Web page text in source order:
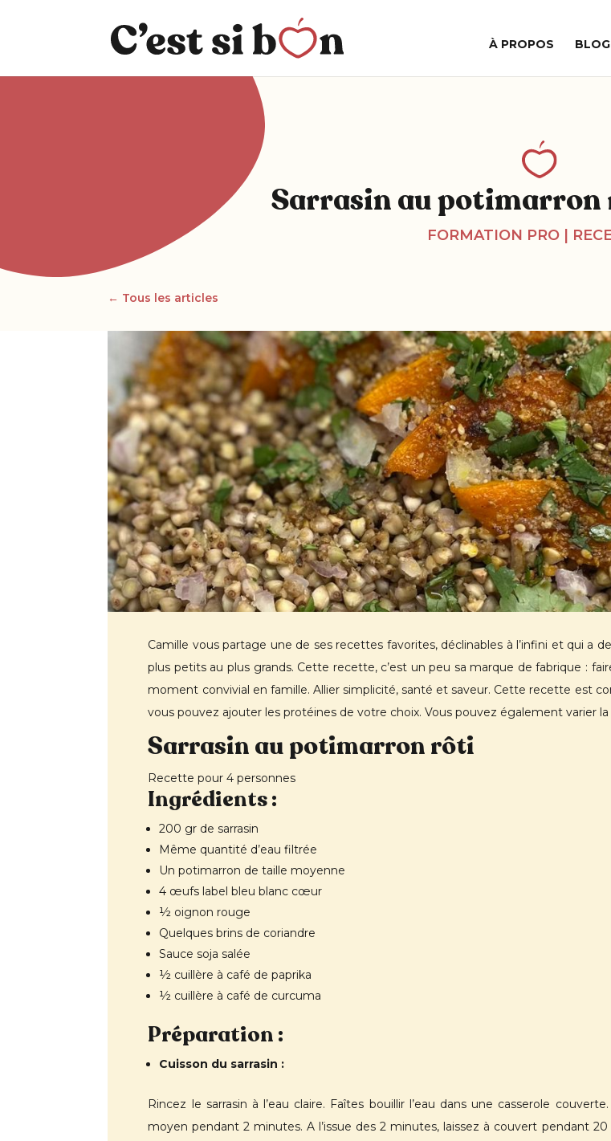
À PROPOS BLOG
Sarrasin au potimarron
FORMATION PRO|
← Tous les articles
Camille vous partage une de ses recettes favorites, déclinables à l’infini et qui a
plus petits au plus grands. Cette recette, c’est un peu sa marque de fabrique :
moment convivial en famille. Allier simplicité, santé et saveur. Cette recette est
vous pouvez ajouter les protéines de votre choix. Vous pouvez également varier
Sarrasin au potimarron rôti
Recette pour 4 personnes
Ingrédients :
200 gr de sarrasin
Même quantité d’eau filtrée
Un potimarron de taille moyenne
4 œufs label bleu blanc cœur
½ oignon rouge
Quelques brins de coriandre
Sauce soja salée
½ cuillère à café de paprika
½ cuillère à café de curcuma
Préparation :
Cuisson du sarrasin :
Rincez le sarrasin à l’eau claire. Faîtes bouillir l’eau dans une casserole
moyen pendant 2 minutes. A l’issue des 2 minutes, laissez à couvert pendant